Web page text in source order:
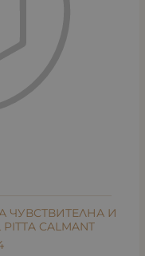
ЧУВСТВИТЕЛНА И
CALMANT